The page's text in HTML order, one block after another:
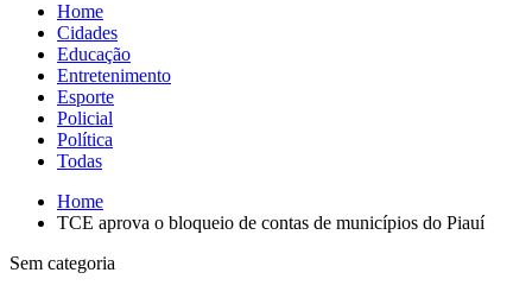
Home
Cidades
Educação
Entretenimento
Esporte
Policial
Política
Todas
Home
TCE aprova o bloqueio de contas de municípios do Piauí
Sem categoria